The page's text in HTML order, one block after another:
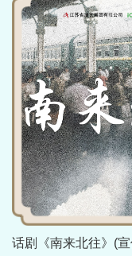
话剧《南来北往》(